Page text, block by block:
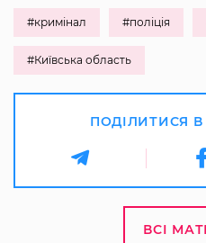
#кримінал #поліція
#Київська область
ПОДІЛИТИСЯ
ВСІ